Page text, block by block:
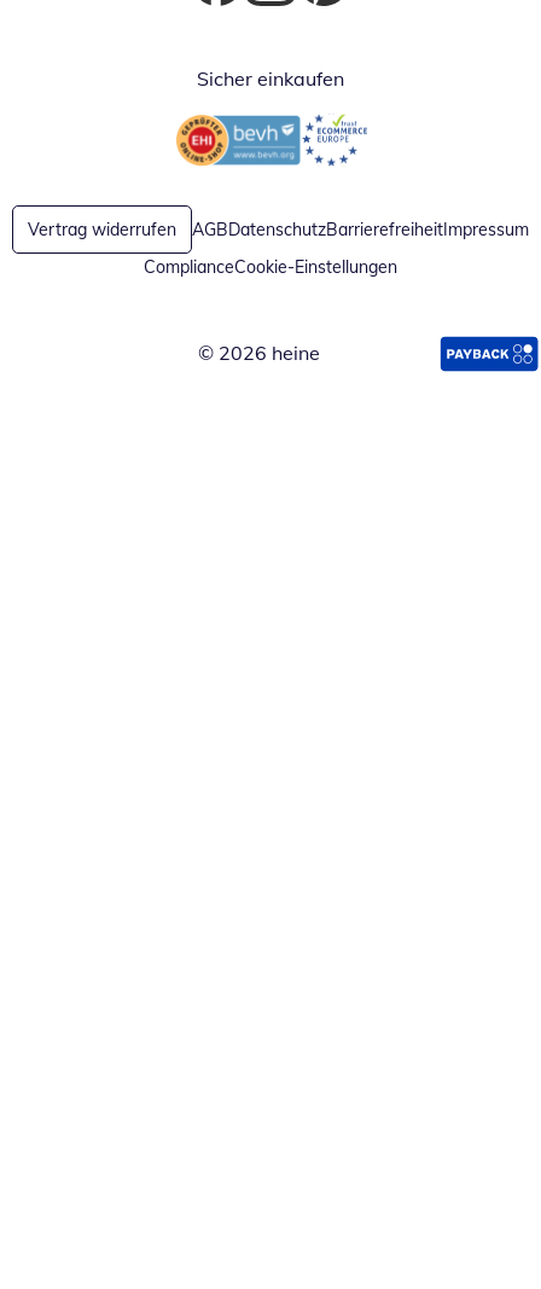
Öffnet in neuem Fenster
Öffnet in neuem Fenster
Öffnet in neuem Fenster
Sicher einkaufen
Öffnet in neuem FensterÖffnet in neuem Fenster
Vertrag widerrufen AGBDatenschutzBarrierefreiheitImpressum
ComplianceCookie-Einstellungen
© 2026 heine